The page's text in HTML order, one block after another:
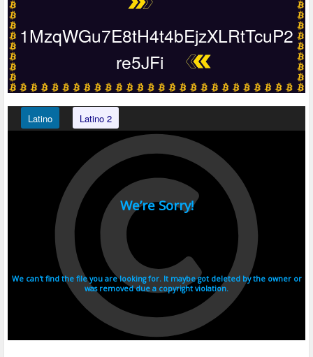
1MzqWGu7E8tH4t4bEjzXLRtTcuP2
re5JFi
Latino Latino 2